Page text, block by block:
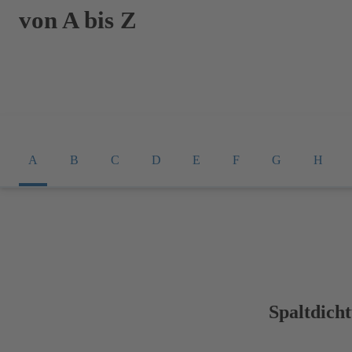
von A bis Z
A B C D E F G H